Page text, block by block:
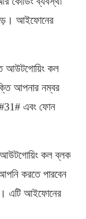
আইফোনের
আউটগোয়িং কল
আপনার নম্বর
#31# এবং ফোন
কল ব্লক
করতে পারবেন
এটি আইফোনের